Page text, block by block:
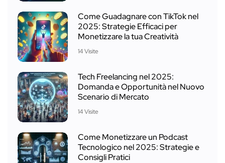
Come Guadagnare con TikTok nel
2025: Strategie Efficaci per
Monetizzare la tua Creatività
14 Visite
Tech Freelancing nel 2025:
Domanda e Opportunità nel Nuovo
Scenario di Mercato
14 Visite
Come Monetizzare un Podcast
Tecnologico nel 2025: Strategie e
Consigli Pratici